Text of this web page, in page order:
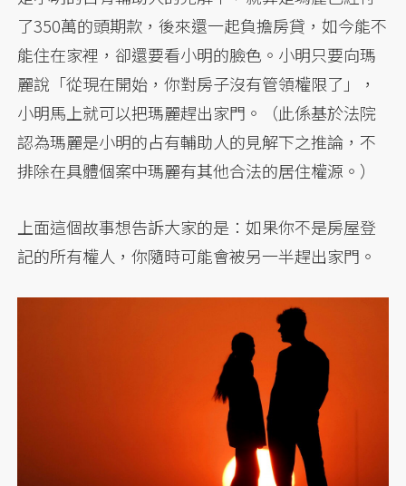
了350萬的頭期款，後來還一起負擔房貸，如今能不
能住在家裡，卻還要看小明的臉色。小明只要向瑪
麗說「從現在開始，你對房子沒有管領權限了」，
小明馬上就可以把瑪麗趕出家門。（此係基於法院
認為瑪麗是小明的占有輔助人的見解下之推論，不
排除在具體個案中瑪麗有其他合法的居住權源。）
上面這個故事想告訴大家的是：如果你不是房屋登
記的所有權人，你隨時可能會被另一半趕出家門。